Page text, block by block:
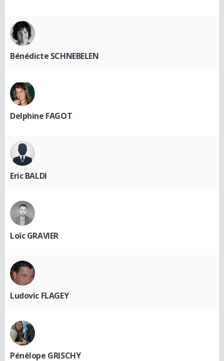
Bénédicte SCHNEBELEN
Delphine FAGOT
Eric BALDI
Loïc GRAVIER
Ludovic FLAGEY
Pénélope GRISCHY